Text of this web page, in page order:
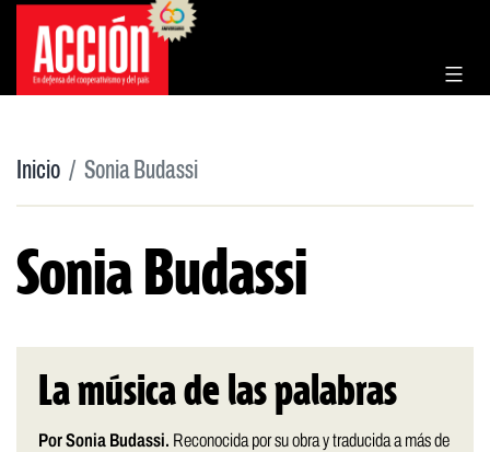
Saltar
contenido
Inicio Sonia Budassi
Sonia Budassi
La música de las palabras
Por Sonia Budassi. Reconocida por su obra y traducida a más de